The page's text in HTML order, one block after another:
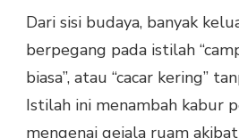
Dari sisi budaya, banyak
berpegang pada istilah
biasa”, atau “cacar kering”
Istilah ini menambah kabur
mengenai gejala ruam